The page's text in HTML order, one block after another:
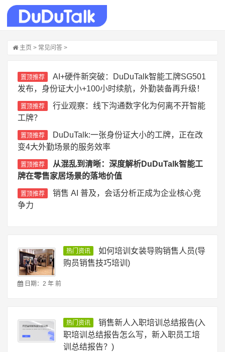
主页 > 常见问答 >
置顶推荐
AI+硬件新突破：DuDuTalk智能工牌SG501
发布，身份证大小+100小时续航，外勤装备再升级！
置顶推荐
行业观察：线下沟通数字化为何离不开智能
工牌？
置顶推荐
DuDuTalk:一张身份证大小的工牌，正在改
变4大外勤场景的服务效率
置顶推荐
从混乱到清晰：深度解析DuDuTalk智能工
牌在零售家居场景的落地价值
置顶推荐
销售 AI 普及，会话分析正成为企业核心竞
争力
热门资讯
如何培训女装导购销售人员(导
购员销售技巧培训)
日期：2 年 前
热门资讯
销售新人入职培训总结报告(入
职培训总结报告怎么写，新入职员工培
训总结报告？)